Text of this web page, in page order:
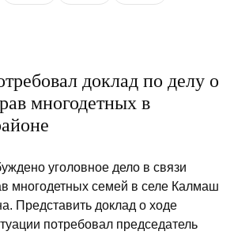
доклад по делу о
многодетных в
уголовное дело в связи
многодетных семей в селе Калмаш
Представить доклад о ходе
потребовал председатель